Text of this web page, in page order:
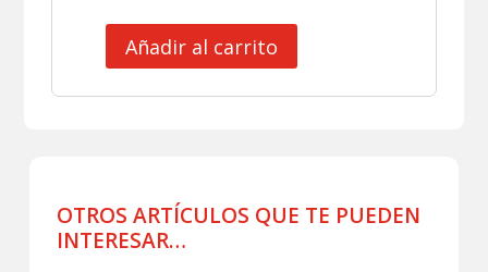
SELECCION
POR
JUGADOR
Añadir al carrito
OTROS ARTÍCULOS QUE TE PUEDEN
INTERESAR…